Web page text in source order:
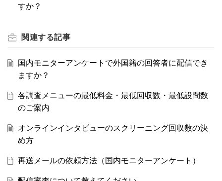
すか？
関連する記事
国内モニターアンケートで外国籍の回答者に配信でき
ますか？
各調査メニューの最低料金・最低回収数・最低設問数
のご案内
オンラインインタビューのスクリーニング回収数の決
め方
再送メールの依頼方法（国内モニターアンケート）